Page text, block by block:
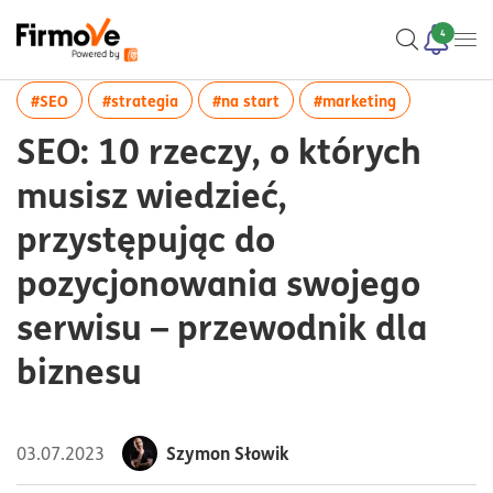
4
#SEOwięcej artykułów z tagiem:#SEO
#strategiawięcej artykułów z tagiem:#strategia
#na startwięcej artykułów z
#marketingwięcej
SEO: 10 rzeczy, o których
musisz wiedzieć,
przystępując do
pozycjonowania swojego
serwisu – przewodnik dla
biznesu
03.07.2023 Szymon Słowik